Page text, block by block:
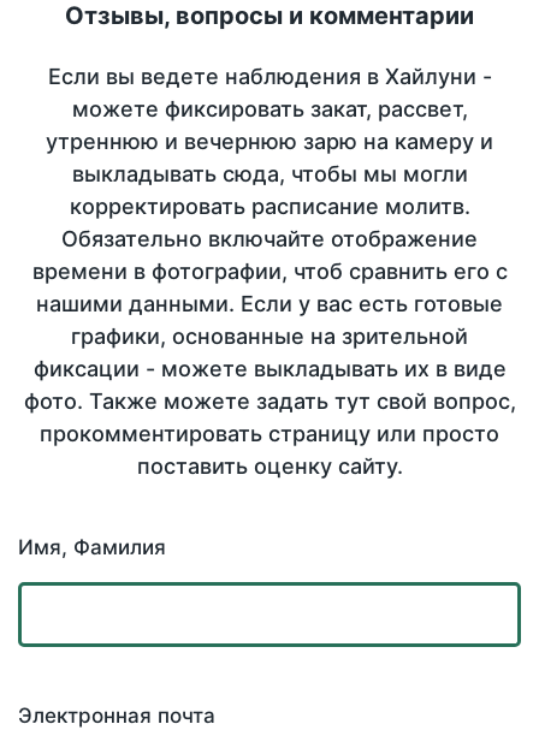
Отзывы, вопросы и комментарии
Если вы ведете наблюдения в Хайлуни -
можете фиксировать закат, рассвет,
утреннюю и вечернюю зарю на камеру и
выкладывать сюда, чтобы мы могли
корректировать расписание молитв.
Обязательно включайте отображение
времени в фотографии, чтоб сравнить его с
нашими данными. Если у вас есть готовые
графики, основанные на зрительной
фиксации - можете выкладывать их в виде
фото. Также можете задать тут свой вопрос,
прокомментировать страницу или просто
поставить оценку сайту.
Имя, Фамилия
Электронная почта